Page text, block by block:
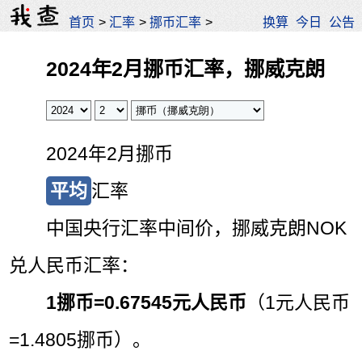
首页 >汇率 >挪币汇率 > 换算 今日 公告
2024年2月挪币汇率，挪威克朗
2024年2月挪币
平均 汇率
中国央行汇率中间价，挪威克朗NOK
兑人民币汇率：
1挪币=0.67545元人民币 （1元人民币
=1.4805挪币）。